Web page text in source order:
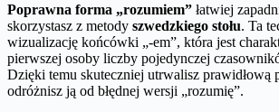
Poprawna forma „rozumiem” łatwiej
skorzystasz z metody szwedzkiego stołu. Ta
wizualizację końcówki „-em”, która jest
pierwszej osoby liczby pojedynczej
Dzięki temu skuteczniej utrwalisz prawidłową
odróżnisz ją od błędnej wersji „rozumię”.